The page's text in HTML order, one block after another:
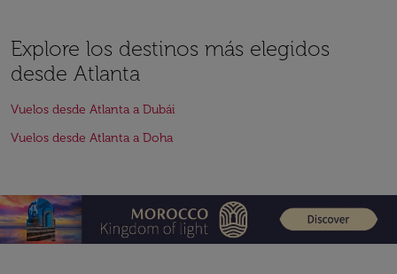
Explore los destinos más elegidos
desde Atlanta
Vuelos desde Atlanta a Dubái
Vuelos desde Atlanta a Doha